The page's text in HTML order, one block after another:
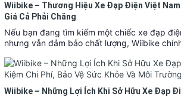
Wiibike – Thương Hiệu Xe Đạp Điện Việt
Giá Cả Phải Chăng
Nếu bạn đang tìm kiếm một chiếc xe đạp
nhưng vẫn đảm bảo chất lượng, Wiibike
Wiibike – Những Lợi Ích Khi Sở Hữu Xe Đạp